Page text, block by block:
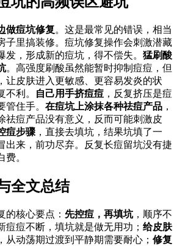
做痘坑修复。这是最常见的错误，相当
子里搞装修。痘坑修复操作会刺激潜藏
发，形成新的痘坑，得不偿失。 猛刷酸
。高强度刷酸虽然能暂时抑制痘痘，但
让皮肤进入更敏感、更容易发炎的状
不利。
自己用手挤痘痘 ，反复挤压是痘
住手。 在痘坑上涂抹各种祛痘产品 ，
祛痘产品没有意义，反而可能刺激皮
痘步骤 ，直接去填坑，结果坑填了一
出来，前功尽弃。反复长痘留坑没有捷
。
全文总结
的核心要点： 先控痘，再填坑，顺序不
痘痘不断，填坑就是做无用功； 给皮肤
，从动荡期过渡到平静期需要耐心； 修复